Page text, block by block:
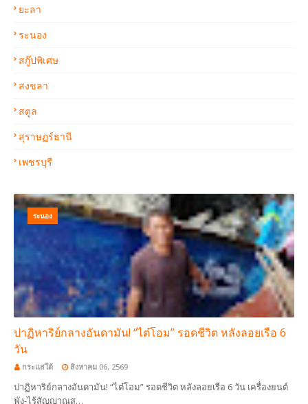
ยะลา
ระนอง
สกู๊ปพิเศษ
สงขลา
สตูล
สุราษฏร์ธานี
เพชรบุรี
ระนอง
ปาฏิหาริย์กลางอันดามัน! “ไต๋โอม” รอดชีวิต หลังลอยเรือ 6
วัน
กระแสใต้ สิงหาคม 06, 2569
ปาฏิหาริย์กลางอันดามัน! “ไต๋โอม” รอดชีวิต หลังลอยเรือ 6 วัน เครื่องยนต์
พัง-ไร้สัญญาณส…